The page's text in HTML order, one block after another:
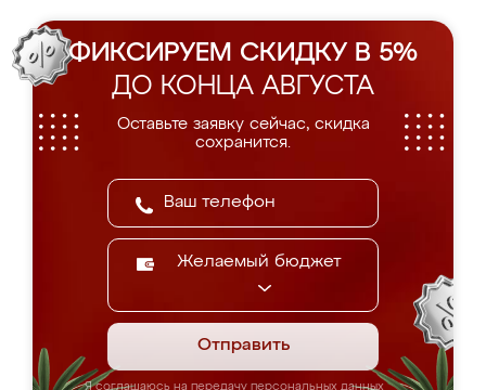
ФИКСИРУЕМ СКИДКУ В 5%
ДО КОНЦА АВГУСТА
Оставьте заявку сейчас, скидка
сохранится.
Желаемый бюджет
Отправить
Я соглашаюсь на передачу персональных данных